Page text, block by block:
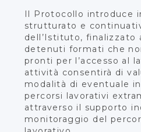
Il Protocollo introduce
strutturato e
dell’Istituto, finalizzato
detenuti formati che
pronti per l’accesso al
attività consentirà di
modalità di eventuale
percorsi lavorativi
attraverso il supporto
monitoraggio del